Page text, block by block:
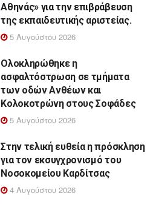
Αθηνάς» για την επιβράβευση
της εκπαιδευτικής αριστείας.
5 Αυγούστου 2026
Ολοκληρώθηκε η
ασφαλτόστρωση σε τμήματα
των οδών Ανθέων και
Κολοκοτρώνη στους Σοφάδες
5 Αυγούστου 2026
Στην τελική ευθεία η πρόσκληση
για τον εκσυγχρονισμό του
Νοσοκομείου Καρδίτσας
4 Αυγούστου 2026